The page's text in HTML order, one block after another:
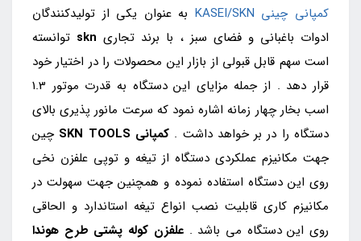
کمپانی چینی KASEI/SKN
به عنوان یکی از تولیدکنندگان
ادوات باغبانی و فضای سبز ، با برند تجاری skn توانسته
است سهم قابل قبولی از بازار این محصولات را در اختیار خود
قرار دهد . از جمله مزایای این دستگاه به قدرت موتور 1.3
اسب بخار چهار زمانه اشاره نمود که سرعت مانور پذیری بالای
دستگاه را در بر خواهد داشت .کمپانی SKN TOOLS
چین
جهت مکانیزم عملکردی دستگاه از تیغه و توپی علفزن نخی
روی این دستگاه استفاده نموده و همچنین جهت سهولت در
مکانیزم کاری قابلیت نصب انواع تیغه استاندارد و الحاقی
روی این دستگاه می باشد .علفزن کوله پشتی طرح هوندا